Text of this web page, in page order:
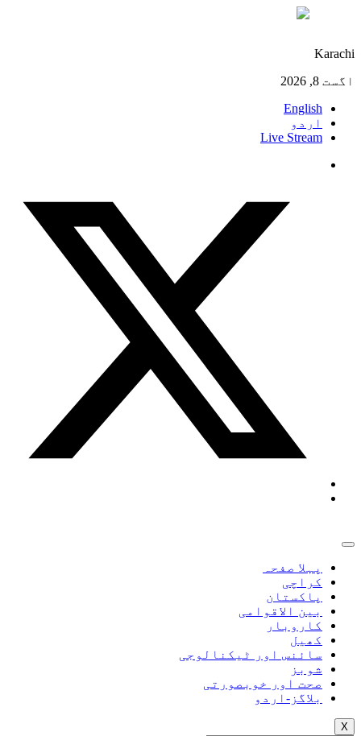
Karachi
اگست 8, 2026
English
اردو
Live Stream
پہلا صفحہ
کراچی
پاکستان
بین الاقوامی
کاروبار
کھیل
سائنس اور ٹیکنالوجی
شوبز
صحت اور خوبصورتی
بلاگز-اردو
X